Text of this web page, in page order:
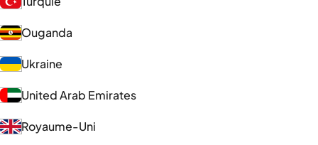
Ouganda
Ukraine
United Arab Emirates
Royaume-Uni